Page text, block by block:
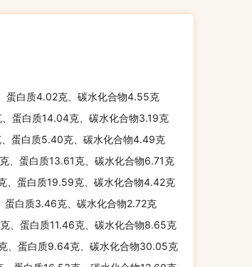
蛋白质4.02克、碳水化合物4.55克
蛋白质14.04克、碳水化合物3.19克
蛋白质5.40克、碳水化合物4.49克
、蛋白质13.61克、碳水化合物6.71克
、蛋白质19.59克、碳水化合物4.42克
蛋白质3.46克、碳水化合物2.72克
、蛋白质11.46克、碳水化合物8.65克
、蛋白质9.64克、碳水化合物30.05克